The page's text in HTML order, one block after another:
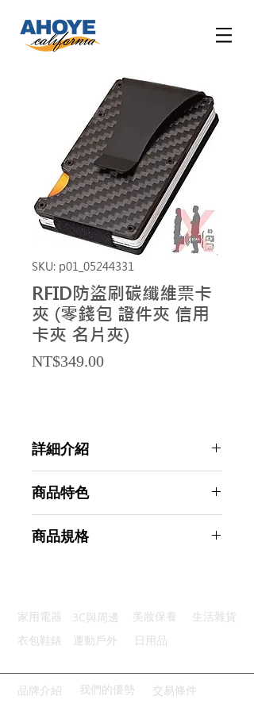
SKU: p01_05244331
RFID防盜刷碳纖維票卡
夾 (零錢包 證件夾 信用
卡夾 名片夾)
NT$349.00Price
詳細介紹
商品特色
快速取卡：手動推出卡片迅速方便
商品規格
主要材質：碳纖維
商品尺寸：8.5*5.5*1.5cm
產地名稱：中國大陸
代理商：亞桓有限公司
家用電器 3C與周邊 美妝保養
生活雜貨
衣包鞋錶
運動戶外 日用品
品牌介紹 我們的優勢 交易條件